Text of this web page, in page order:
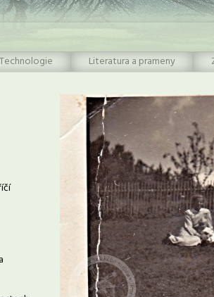
Technologie Literatura a prameny